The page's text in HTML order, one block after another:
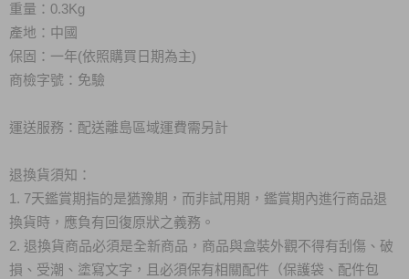
重量：0.3Kg
產地：中國
保固：一年(依照購買日期為主)
商檢字號：免驗
運送服務：配送離島區域運費需另計
退換貨須知：
1. 7天鑑賞期指的是猶豫期，而非試用期，鑑賞期內進行商品退
換貨時，應負有回復原狀之義務。
2. 退換貨商品必須是全新商品，商品與盒裝外觀不得有刮傷、破
損、受潮、塗寫文字，且必須保有相關配件（保護袋、配件包